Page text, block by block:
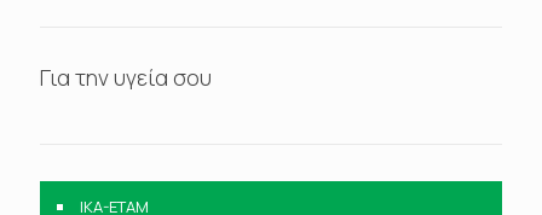
Για την υγεία σου
IKA-ETAM